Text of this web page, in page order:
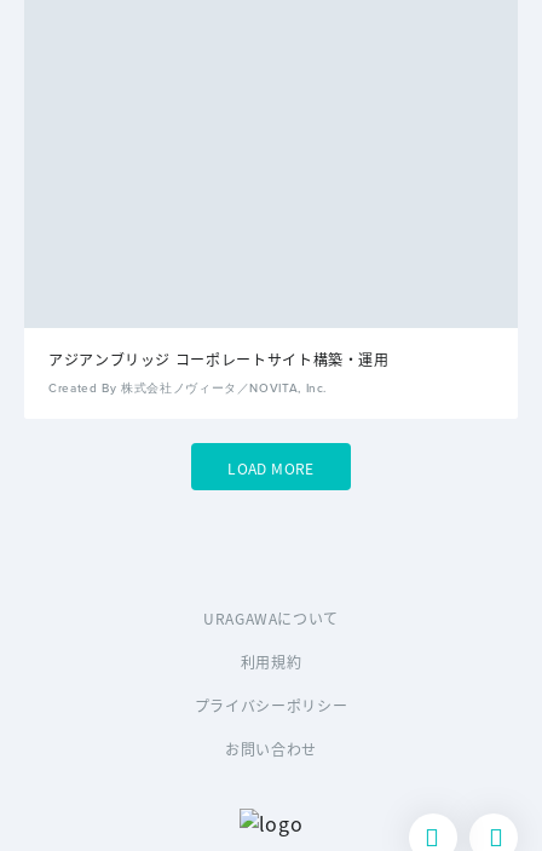
アジアンブリッジ コーポレートサイト構築・運用
Created By 株式会社ノヴィータ／NOVITA, Inc.
LOAD MORE
URAGAWAについて
利用規約
プライバシーポリシー
お問い合わせ